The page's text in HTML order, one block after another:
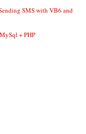
SMS with VB6 and
+ PHP